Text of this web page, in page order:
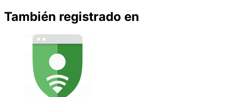
También registrado en